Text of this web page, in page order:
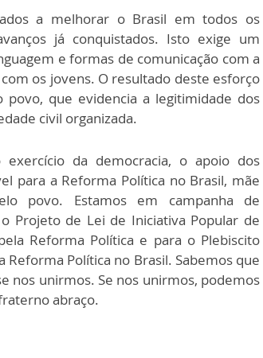
a melhorar o Brasil em todos os
já conquistados. Isto exige um
e formas de comunicação com a
os jovens. O resultado deste esforço
que evidencia a legitimidade dos
civil organizada.
exercício da democracia, o apoio dos
para a Reforma Política no Brasil, mãe
povo. Estamos em campanha de
Projeto de Lei de Iniciativa Popular de
Reforma Política e para o Plebiscito
Política no Brasil. Sabemos que
nos unirmos. Se nos unirmos, podemos
abraço.